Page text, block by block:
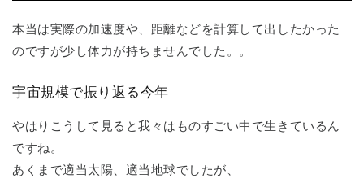
本当は実際の加速度や、距離などを計算して出したかった
のですが少し体力が持ちませんでした。。
宇宙規模で振り返る今年
やはりこうして見ると我々はものすごい中で生きているん
ですね。
あくまで適当太陽、適当地球でしたが、